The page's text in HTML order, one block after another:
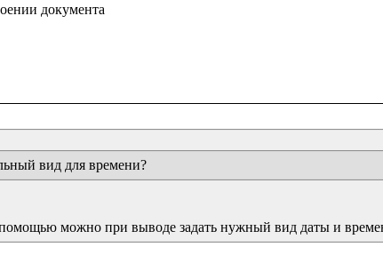
документа
вид для времени?
можно при выводе задать нужный вид даты и